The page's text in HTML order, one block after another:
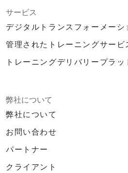
サービス
デジタルトランスフォーメーシ
管理されたトレーニングサービ
トレーニングデリバリープラッ
弊社について
弊社について
お問い合わせ
パートナー
クライアント